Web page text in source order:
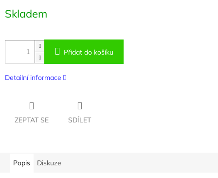
cena:
Skladem
Přidat do košíku
Detailní informace
ZEPTAT SE SDÍLET
Popis Diskuze